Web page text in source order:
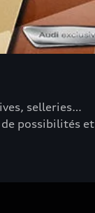
selleries…
possibilités et